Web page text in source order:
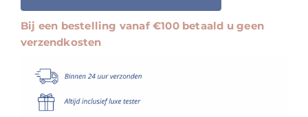
Night
Serum
Bij een bestelling vanaf €100 betaald u geen
verzendkosten